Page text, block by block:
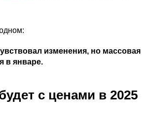
изменения, но массовая
в январе.
с ценами в 2025